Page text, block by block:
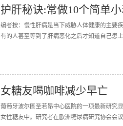
护肝秘诀:常做10个简单
编者按：慢性肝病是当下威胁人体健康的主要
有的人甚至等到了肝病恶化之后才知道自己患
女糖友喝咖啡减少早亡
葡萄牙波尔图圣若昂中心医院的一项最新研究
女性糖友中。研究者在欧洲糖尿病研究协会会